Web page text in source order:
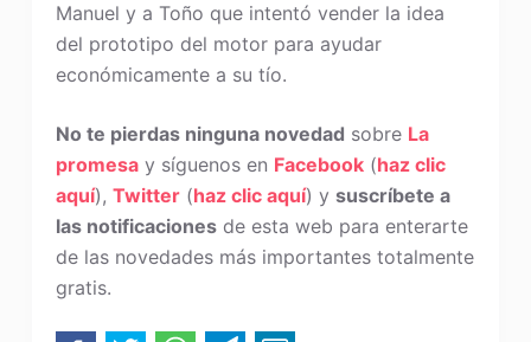
Manuel y a Toño que intentó vender la idea
del prototipo del motor para ayudar
económicamente a su tío.
No te pierdas ninguna novedad sobre La
promesay síguenos en Facebook(haz clic
aquí), Twitter(haz clic aquí) y suscríbete a
las notificacionesde esta web para enterarte
de las novedades más importantes totalmente
gratis.